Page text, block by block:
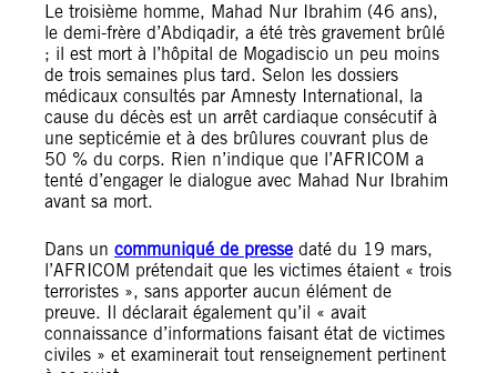
Le troisième homme, Mahad Nur Ibrahim (46 ans),
le demi-frère d’Abdiqadir, a été très gravement brûlé
; il est mort à l’hôpital de Mogadiscio un peu moins
de trois semaines plus tard. Selon les dossiers
médicaux consultés par Amnesty International, la
cause du décès est un arrêt cardiaque consécutif à
une septicémie et à des brûlures couvrant plus de
50 % du corps. Rien n’indique que l’AFRICOM a
tenté d’engager le dialogue avec Mahad Nur Ibrahim
avant sa mort.
Dans un communiqué de presse daté du 19 mars,
l’AFRICOM prétendait que les victimes étaient « trois
terroristes », sans apporter aucun élément de
preuve. Il déclarait également qu’il « avait
connaissance d’informations faisant état de victimes
civiles » et examinerait tout renseignement pertinent